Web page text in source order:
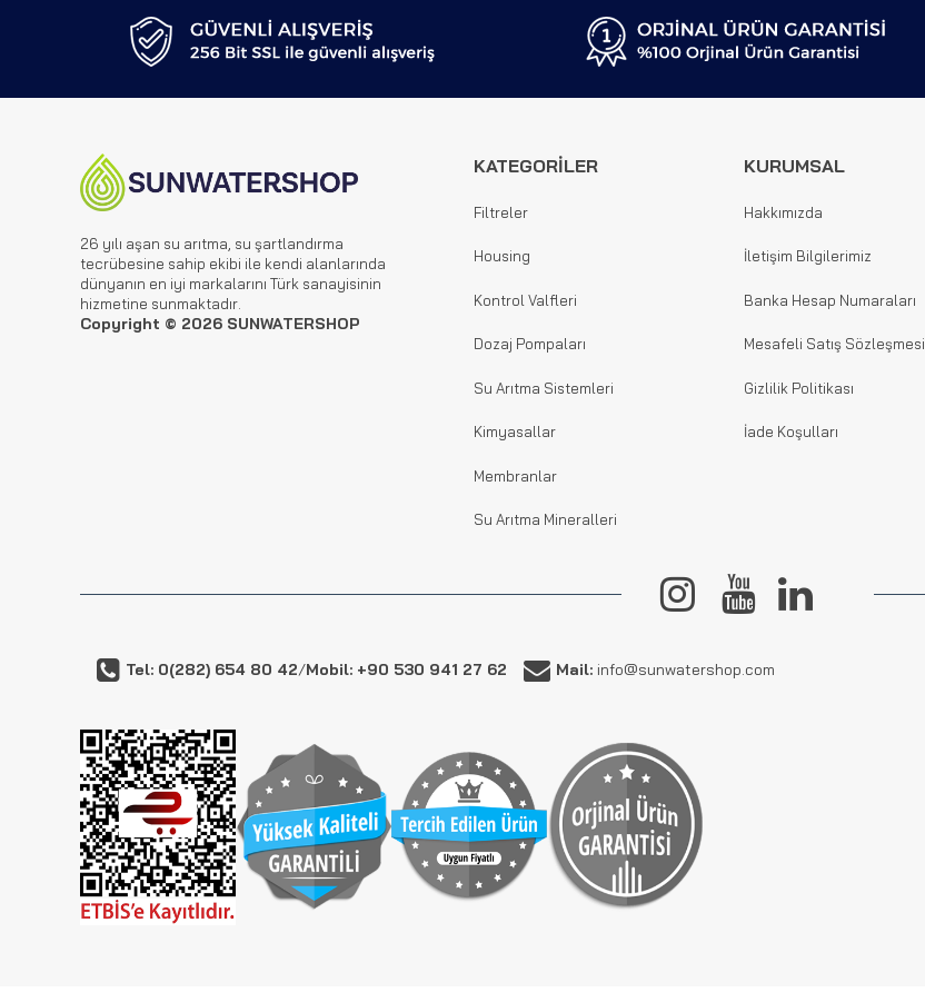
26 yılı aşan su arıtma, su şartlandırma
tecrübesine sahip ekibi ile kendi alanlarında
dünyanın en iyi markalarını Türk sanayisinin
hizmetine sunmaktadır.
Copyright © 2026 SUNWATERSHOP
KATEGORİLER
Filtreler
Housing
Kontrol Valfleri
Dozaj Pompaları
Su Arıtma Sistemleri
Kimyasallar
Membranlar
Su Arıtma Mineralleri
KURUMSAL
Hakkımızda
İletişim Bilgilerimiz
Banka Hesap Numaraları
Mesafeli Satış Sözleşmesi
Gizlilik Politikası
İade Koşulları
Tel: 0(282) 654 80 42/Mobil: +90 530 941 27 62 Mail: info@sunwatershop.com